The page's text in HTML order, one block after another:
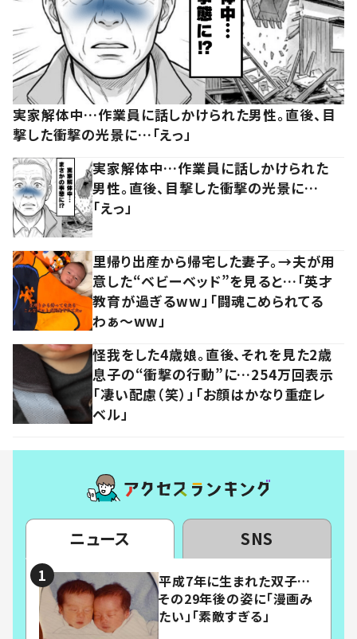
実家解体中…作業員に話しかけられた男性。直後、目
撃した衝撃の光景に…「えっ」
実家解体中…作業員に話しかけられた
男性。直後、目撃した衝撃の光景に…
「えっ」
里帰り出産から帰宅した妻子。→夫が用
意した“ベビーベッド”を見ると…「英才
教育が過ぎるww」「闘魂こめられてる
わぁ～ww」
怪我をした4歳娘。直後、それを見た2歳
息子の“衝撃の行動”に…254万回表示
「凄い配慮（笑）」「お顔はかなり重症レ
ベル」
ニュース SNS
平成7年に生まれた双子…
その29年後の姿に「漫画み
たい」「素敵すぎる」